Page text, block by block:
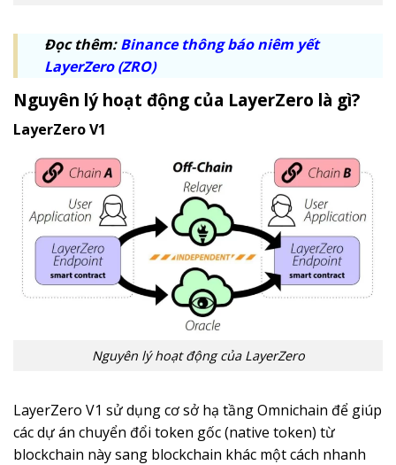
Đọc thêm:Binance thông báo niêm yết
LayerZero (ZRO)
Nguyên lý hoạt động của LayerZero là gì?
LayerZero V1
Nguyên lý hoạt động của LayerZero
LayerZero V1 sử dụng cơ sở hạ tầng Omnichain để giúp
các dự án chuyển đổi token gốc (native token) từ
blockchain này sang blockchain khác một cách nhanh